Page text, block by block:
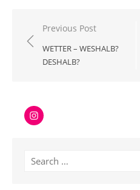
Beitragsnavigation
Previous Post
WETTER – WESHALB?
DESHALB?
Instagram
Search